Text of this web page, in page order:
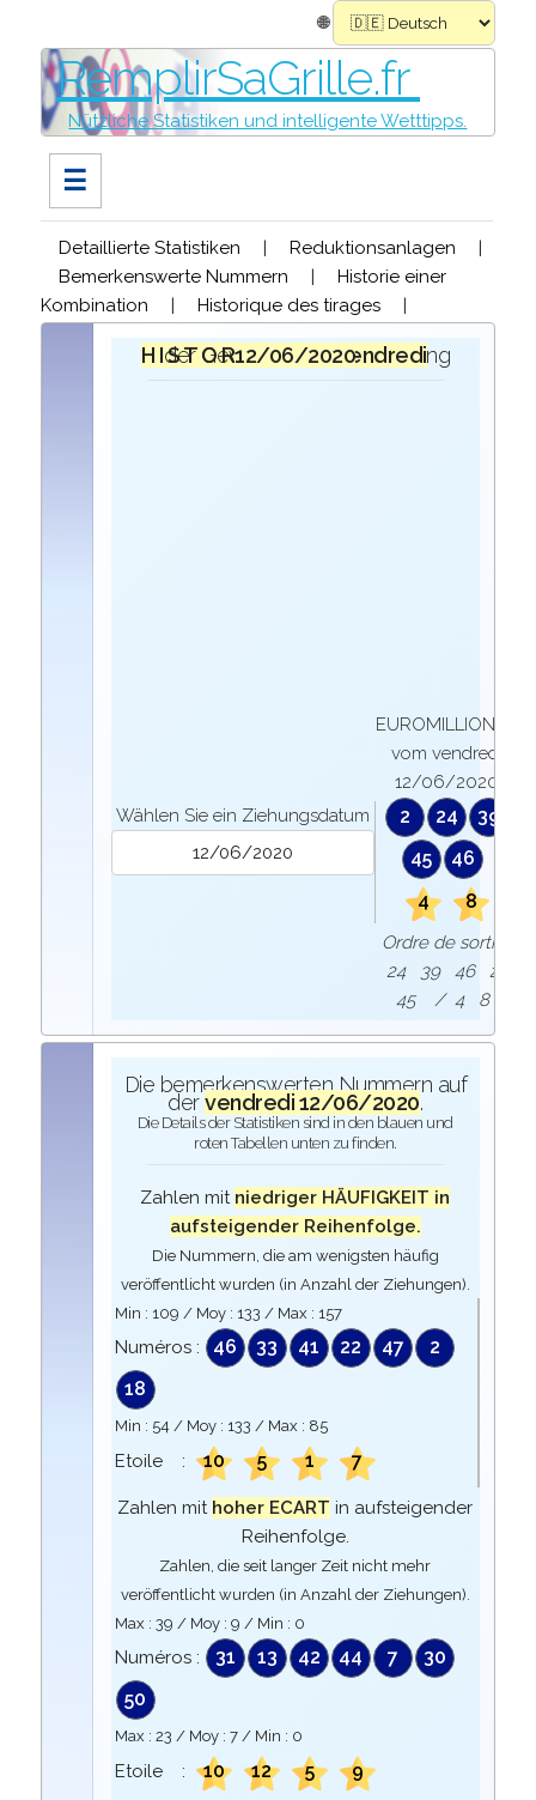
🌐
RemplirSaGrille.fr
Nützliche Statistiken und intelligente Wetttipps.
☰
Detaillierte Statistiken | Reduktionsanlagen
|
Bemerkenswerte Nummern
|
Historie einer
Kombination
| Historique des tirages |
H I S T O R I Q U E
bei der Ziehung der Gewinner des
vendredi 12/06/2020
Wählen Sie ein Ziehungsdatum
EUROMILLIONEN
vom vendredi
12/06/2020
2 24
39
45
46
4
8
Ordre de sortie :
24 39 46 2
45 / 4 8
Die bemerkenswerten Nummern auf
dervendredi 12/06/2020.
Die Details der Statistiken sind in den blauen und
roten Tabellen unten zu finden.
Zahlen mit niedriger HÄUFIGKEIT in
aufsteigender Reihenfolge.
Die Nummern, die am wenigsten häufig
veröffentlicht wurden (in Anzahl der Ziehungen).
Min : 109 / Moy : 133 / Max : 157
Numéros : 46 33 41 22 47
2
18
Min : 54 / Moy : 133 / Max : 85
Etoile : 10 5 1 7
Zahlen mit hoher ECART in aufsteigender
Reihenfolge.
Zahlen, die seit langer Zeit nicht mehr
veröffentlicht wurden (in Anzahl der Ziehungen).
Max : 39 / Moy : 9 / Min : 0
Numéros : 31 13 42 44 7
30
50
Max : 23 / Moy : 7/ Min : 0
Etoile : 10 12 5 9